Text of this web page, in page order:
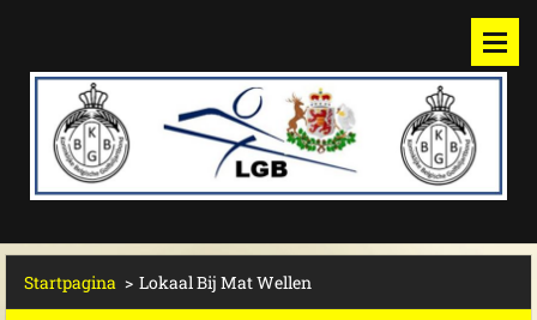
Startpagina > Lokaal Bij Mat Wellen